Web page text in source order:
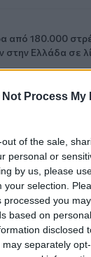
Not Process My
of the sale,
personal or
by us, please
your selection.
processed you
based on
disclosed
separately
από 180.000
Ελλάδα σε
και
Οι 8 συμβουλές
πελάτες του
της
των ελληνικών
αξίες